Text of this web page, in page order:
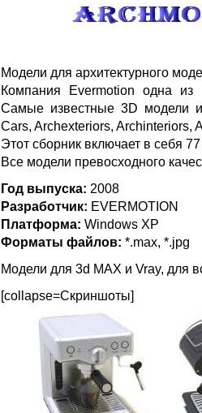
Модели для архитектурного
Компания Evermotion одна
Самые известные 3D модели
Cars, Archexteriors, Archinteriors,
Этот сборник включает в себя
Все модели превосходного
Год выпуска: 2008
Разработчик: EVERMOTION
Платформа: Windows XP
Форматы файлов: *.max, *.jpg
Модели для 3d MAX и Vray, для
[collapse=Скриншоты]